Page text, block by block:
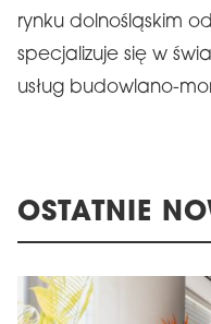
rynku dolnośląskim
specjalizuje się w
usług budowlano-
OSTATNIE